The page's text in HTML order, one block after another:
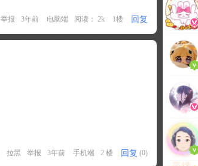
举报 3年前 电脑端 阅读： 2k 1楼 回复
拉黑 举报 3年前 手机端 2 楼 回复 (0)